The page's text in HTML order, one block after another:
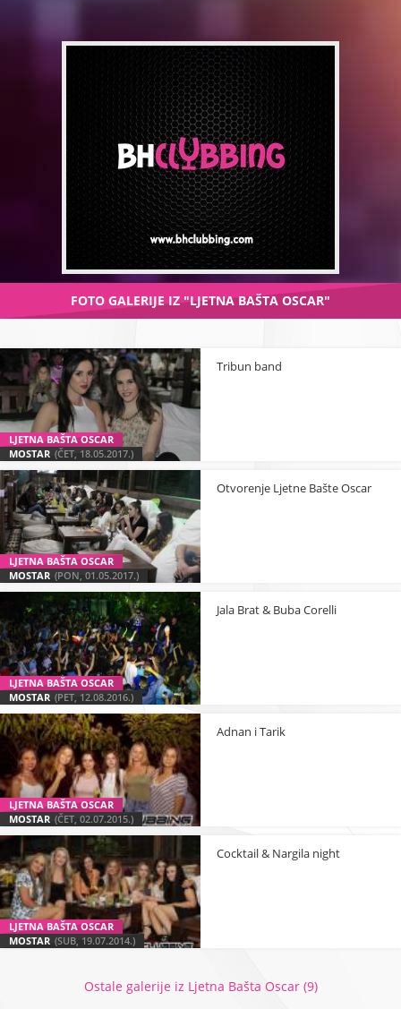
FOTO GALERIJE IZ "LJETNA BAŠTA OSCAR"
LJETNA BAŠTA OSCAR
MOSTAR (ČET, 18.05.2017.)
Tribun band
LJETNA BAŠTA OSCAR
MOSTAR (PON, 01.05.2017.)
Otvorenje Ljetne Bašte Oscar
LJETNA BAŠTA OSCAR
MOSTAR (PET, 12.08.2016.)
Jala Brat & Buba Corelli
LJETNA BAŠTA OSCAR
MOSTAR (ČET, 02.07.2015.)
Adnan i Tarik
LJETNA BAŠTA OSCAR
MOSTAR (SUB, 19.07.2014.)
Cocktail & Nargila night
Ostale galerije iz Ljetna Bašta Oscar (9)